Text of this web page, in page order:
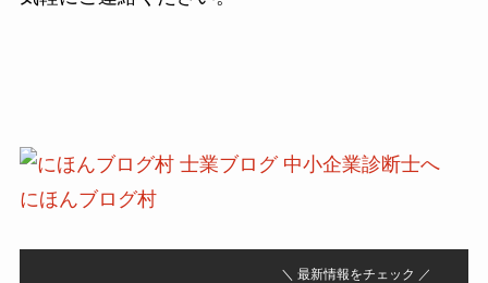
にほんブログ村
＼ 最新情報をチェック ／